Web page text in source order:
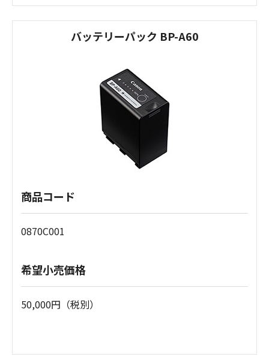
バッテリーパック BP-A60
商品コード
0870C001
希望小売価格
50,000円（税別）